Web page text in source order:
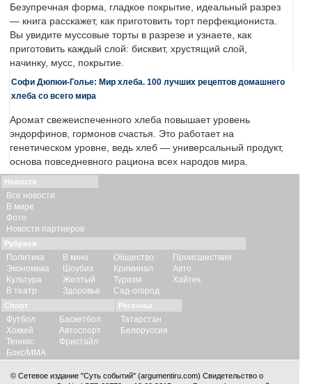
Безупречная форма, гладкое покрытие, идеальный разрез
— книга расскажет, как приготовить торт перфекциониста.
Вы увидите муссовые торты в разрезе и узнаете, как
приготовить каждый слой: бисквит, хрустящий слой,
начинку, мусс, покрытие.
Софи Дюпюи-Голье: Мир хлеба. 100 лучших рецептов домашнего
хлеба со всего мира
Аромат свежеиспеченного хлеба повышает уровень
эндорфинов, гормонов счастья. Это работает на
генетическом уровне, ведь хлеб — универсальный продукт,
основа повседневного рациона всех народов мира.
Новости
Все новости
В мире
Фото
Новости партнеров
Рубрики
Политика
Экономика
Культура
В театр
В кино
Шоубиз
Желтый
Здоровье
Общество
Криминал
Туризм
Сад-огород
Происшествия
Авто
Хайтек
Спорт
Футбол
Хоккей
Теннис
Бокс/ММА
Баскетбол
Автоспорт
Фристайл
Регионы
Татарстан
Белоруссия
© Сетевое издание "Суть событий" (argumentiru.com) Свидетельство о